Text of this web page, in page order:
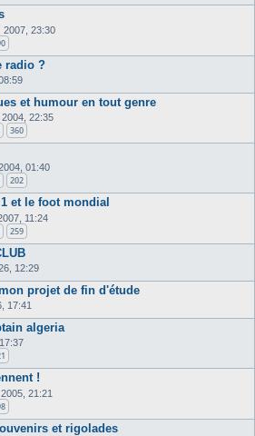
2007, 23:30
radio ?
et humour en tout genre
2004, 22:35
360
01:40
202
et le foot mondial
11:24
259
12:29
projet de fin d'étude
17:41
algeria
!
21:21
et rigolades